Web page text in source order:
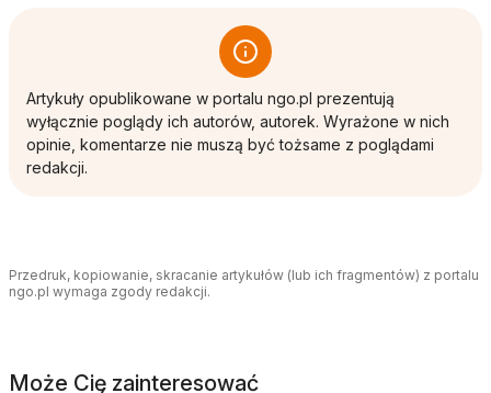
Artykuły opublikowane w portalu ngo.pl prezentują
wyłącznie poglądy ich autorów, autorek. Wyrażone w nich
opinie, komentarze nie muszą być tożsame z poglądami
redakcji.
Przedruk, kopiowanie, skracanie artykułów (lub ich fragmentów) z portalu
ngo.pl wymaga zgody redakcji.
Może Cię zainteresować